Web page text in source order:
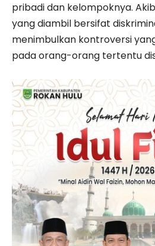
pribadi dan kelompoknya.
yang diambil bersifat
menimbulkan kontroversi
pada orang-orang tertentu